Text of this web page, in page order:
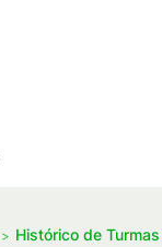
Histórico de Turmas